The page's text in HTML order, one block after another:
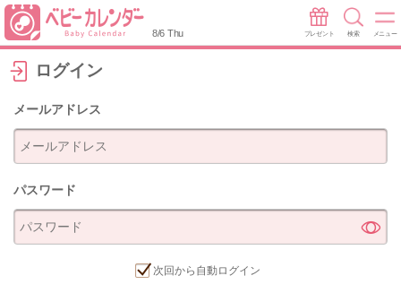
8/6 Thu プレゼント 検索 メニュー
ログイン
メールアドレス
パスワード
次回から自動ログイン